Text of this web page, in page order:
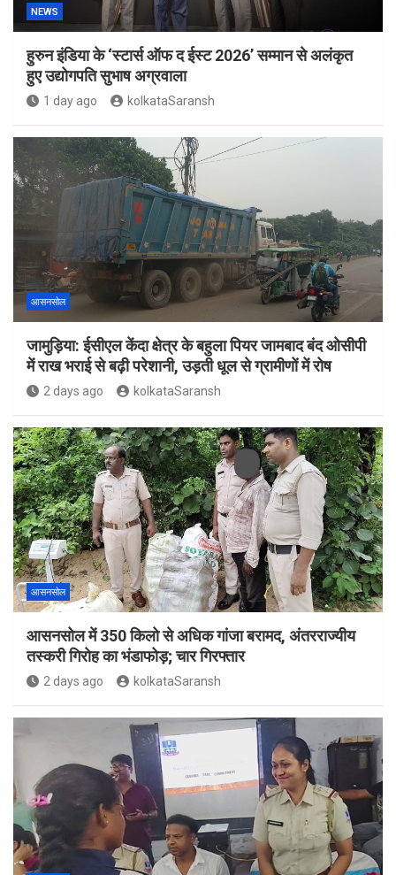
NEWS
हुरुन इंडिया के ‘स्टार्स ऑफ द ईस्ट 2026’ सम्मान से अलंकृत
हुए उद्योगपति सुभाष अग्रवाला
1 day ago kolkataSaransh
आसनसोल
जामुड़िया: ईसीएल केंदा क्षेत्र के बहुला पियर जामबाद बंद ओसीपी
में राख भराई से बढ़ी परेशानी, उड़ती धूल से ग्रामीणों में रोष
2 days ago kolkataSaransh
आसनसोल
आसनसोल में 350 किलो से अधिक गांजा बरामद, अंतरराज्यीय
तस्करी गिरोह का भंडाफोड़; चार गिरफ्तार
2 days ago kolkataSaransh